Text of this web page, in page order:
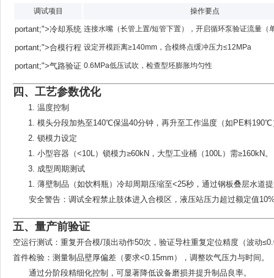
‌调试项目‌ ‌操作要点‌
portant;">冷却系统 连接水嘴（长管上置/短管下置），开启循环泵验证流量（
portant;">合模行程 设定开模距离≥140mm，合模终点缓冲压力≤12MPa
portant;">气路验证 0.6MPa低压试吹，检查型坯膨胀均匀性
四、工艺参数优化
温度控制
模头分段加热至140℃保温40分钟，再升至工作温度（如PE料190℃
锁模力设定
小型容器（<10L）锁模力≥60kN，大型工业桶（100L）需≥160kN。
成型周期测试
薄壁制品（如饮料瓶）冷却周期压缩至<25秒，通过钢板叠层水道
安全警告 ：调试全程禁止肢体进入合模区，液压站压力超过额定值
五、量产前验证
空运行测试 ：重复开合模/顶出动作50次，验证导柱重复定位精度（波动
首件检验 ‌：测量制品壁厚偏差（要求<0.15mm），调整吹气压力与时间。
通过分阶段精细化控制，可显著降低设备磨损并提升制品良率。